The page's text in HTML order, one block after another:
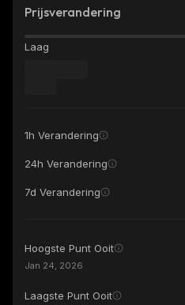
Prijsverandering
Laag
1h Verandering
24h Verandering
7d Verandering
Hoogste Punt Ooit
Jan 24, 2026
Laagste Punt Ooit